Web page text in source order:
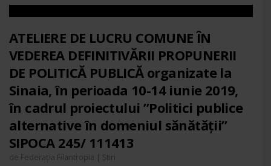
ATELIERE DE LUCRU COMUNE ÎN
VEDEREA DEFINITIVĂRII PROPUNERII
DE POLITICĂ PUBLICĂ organizate la
Sinaia, în perioada 10-14 iunie 2019,
în cadrul proiectului ”Politici publice
alternative în domeniul sănătății”
SIPOCA 245/ 111413
de Federația Filantropia | Știri